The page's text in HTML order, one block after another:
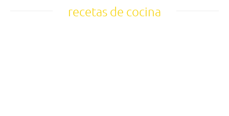
recetas de cocina